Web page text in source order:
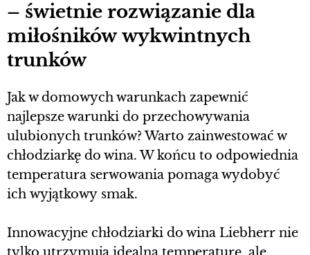
– świetnie rozwiązanie dla
miłośników wykwintnych
trunków
Jak w domowych warunkach zapewnić
najlepsze warunki do przechowywania
ulubionych trunków? Warto zainwestować w
chłodziarkę do wina. W końcu to odpowiednia
temperatura serwowania pomaga wydobyć
ich wyjątkowy smak.
Innowacyjne chłodziarki do wina Liebherr nie